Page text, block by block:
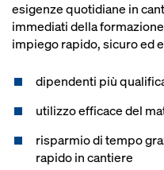
esigenze quotidiane in
immediati della
impiego rapido, sicuro ed
dipendenti più
utilizzo efficace del
risparmio di tempo
rapido in cantiere